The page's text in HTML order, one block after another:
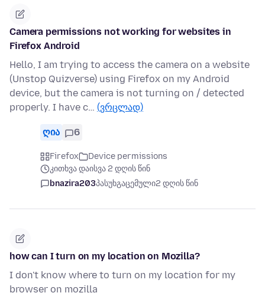
Camera permissions not working for websites in
Firefox Android
Hello, I am trying to access the camera on a website
(Unstop Quizverse) using Firefox on my Android
device, but the camera is not turning on / detected
properly. I have c… (ვრცლად)
ღია 6
Firefox
Device permissions
კითხვა დაისვა 2 დღის წინ
bnazira203პასუხგაცემული2 დღის წინ
how can I turn on my location on Mozilla?
I don't know where to turn on my location for my
browser on mozilla